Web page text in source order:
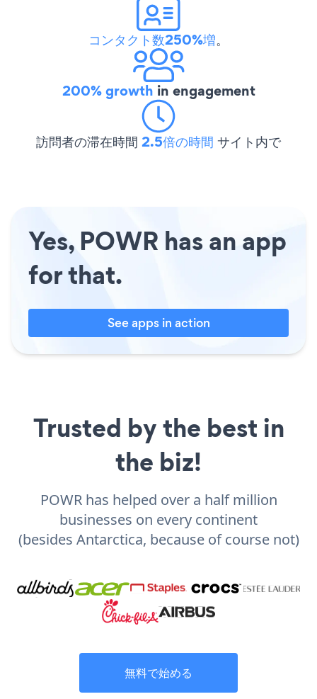
コンタクト数250%増。
200% growth in engagement
訪問者の滞在時間 2.5倍の時間 サイト内で
Yes, POWR has an app
for that.
See apps in action
Trusted by the best in
the biz!
POWR has helped over a half million
businesses on every continent
(besides Antarctica, because of course not)
無料で始める